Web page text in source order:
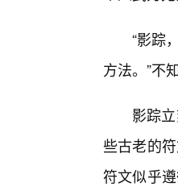
“影踪
方法。”不
影踪
些古老的
符文似乎